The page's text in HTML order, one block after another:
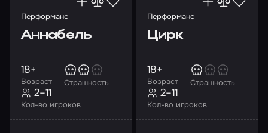
Перформанс
Аннабель
Возраст
18+
Страшность
Кол-во игроков
2–11
Перформанс
Цирк
Возраст
18+
Страшность
Кол-во игроков
2–11